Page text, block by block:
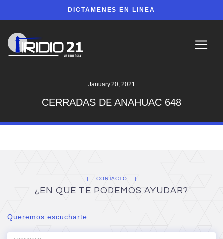
DICTAMENES EN LINEA
January 20, 2021
CERRADAS DE ANAHUAC 648
CONTACTO
¿EN QUE TE PODEMOS AYUDAR?
Queremos escucharte.